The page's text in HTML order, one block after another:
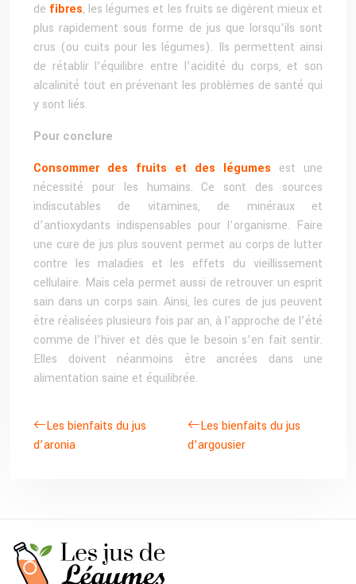
de fibres, les légumes et les fruits se digèrent mieux et
plus rapidement sous forme de jus que lorsqu’ils sont
crus (ou cuits pour les légumes). Ils permettent ainsi
de rétablir l’équilibre entre l’acidité du corps, et son
alcalinité tout en prévenant les problèmes de santé qui
y sont liés.
Pour conclure
Consommer des fruits et des légumes est une
nécessité pour les humains. Ce sont des sources
indiscutables de vitamines, de minéraux et
d’antioxydants indispensables pour l’organisme. Faire
une cure de jus plus souvent permet au corps de lutter
contre les maladies et les effets du vieillissement
cellulaire. Mais cela permet aussi de retrouver un esprit
sain dans un corps sain. Ainsi, les cures de jus peuvent
être réalisées plusieurs fois par an, à l’approche de l’été
comme de l’hiver et dès que le besoin s’en fait sentir.
Elles doivent néanmoins être ancrées dans une
alimentation saine et équilibrée.
Les bienfaits du jus
d’aronia
Les bienfaits du jus
d’argousier